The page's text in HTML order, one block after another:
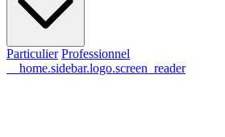
Particulier Professionnel
__home.sidebar.logo.screen_reader